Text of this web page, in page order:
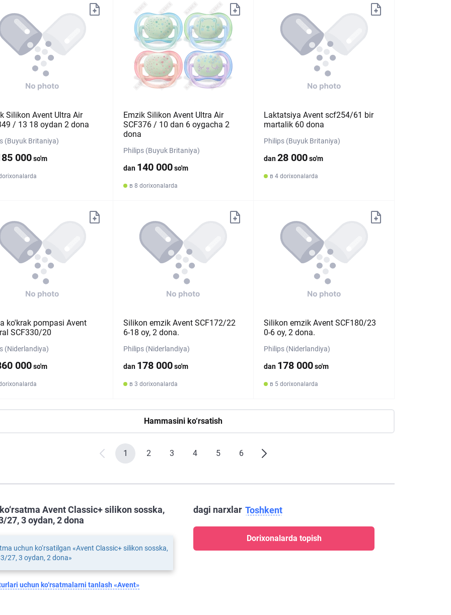
Silikon Avent Ultra Air
/ 13 18 oydan 2 dona
(Buyuk Britaniya)
000so'm
Emzik Silikon Avent Ultra Air
SCF376 / 10 dan 6 oygacha 2
dona
Philips (Buyuk Britaniya)
dan 140 000so'm
в 8 dorixonalarda
Laktatsiya Avent scf254/61 bir
martalik 60 dona
Philips (Buyuk Britaniya)
dan28 000so'm
в 4 dorixonalarda
ko'krak pompasi Avent
SCF330/20
(Niderlandiya)
000so'm
Silikon emzik Avent SCF172/22
6-18 oy, 2 dona.
Philips (Niderlandiya)
dan 178 000so'm
в 3 dorixonalarda
Silikon emzik Avent SCF180/23
0-6 oy, 2 dona.
Philips (Niderlandiya)
dan 178 000so'm
в 5 dorixonalarda
Hammasini ko‘rsatish
1 2 3 4 5 6
dagi narxlar Toshkent
Dorixonalarda topish
Avent Classic+ silikon sosska,
27, 3 oydan, 2 dona
uchun ko‘rsatilgan «Avent Classic+ silikon sosska,
27, 3 oydan, 2 dona»
uchun ko‘rsatmalarni tanlash «Avent»